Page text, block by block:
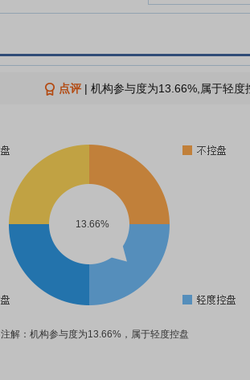
点评| 机构参与度为13.66%,属于轻
13.66%
注解：机构参与度为13.66%，属于轻度控盘